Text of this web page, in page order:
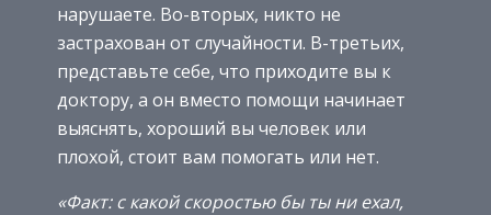
нарушаете. Во-вторых, никто не
застрахован от случайности. В-третьих,
представьте себе, что приходите вы к
доктору, а он вместо помощи начинает
выяснять, хороший вы человек или
плохой, стоит вам помогать или нет.
«Факт: с какой скоростью бы ты ни ехал,